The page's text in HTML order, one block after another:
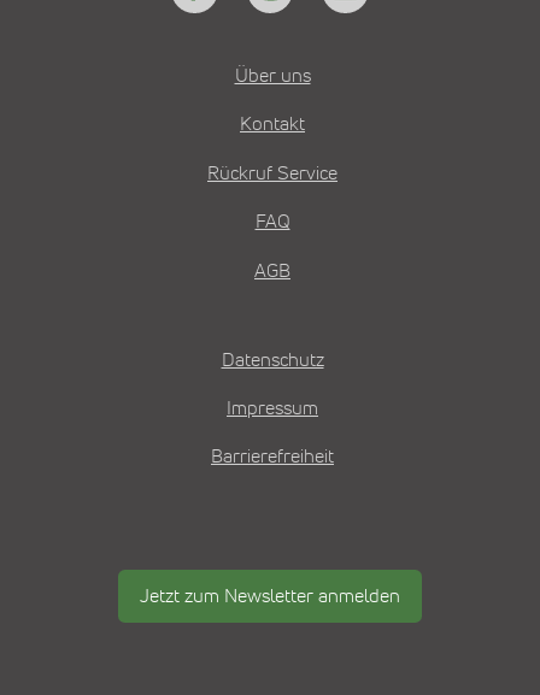
Über uns
Kontakt
Rückruf Service
FAQ
AGB
Datenschutz
Impressum
Barrierefreiheit
Jetzt zum Newsletter anmelden